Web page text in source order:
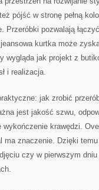
pójść w stronę pełną
Przeróbki pozwalają
kurtka może
wygląda jak projekt z
i realizacja.
jak zrobić
jest jakość szwu,
wykończenie krawędzi.
ma znaczenie. Dzięki
czy w pierwszym